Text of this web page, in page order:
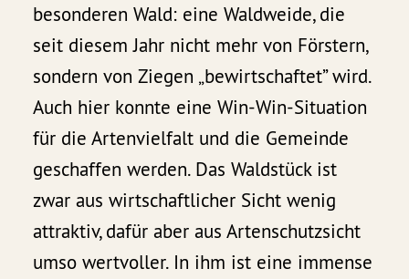
besonderen Wald: eine Waldweide, die
seit diesem Jahr nicht mehr von Förstern,
sondern von Ziegen „bewirtschaftet” wird.
Auch hier konnte eine Win-Win-Situation
für die Artenvielfalt und die Gemeinde
geschaffen werden. Das Waldstück ist
zwar aus wirtschaftlicher Sicht wenig
attraktiv, dafür aber aus Artenschutzsicht
umso wertvoller. In ihm ist eine immense